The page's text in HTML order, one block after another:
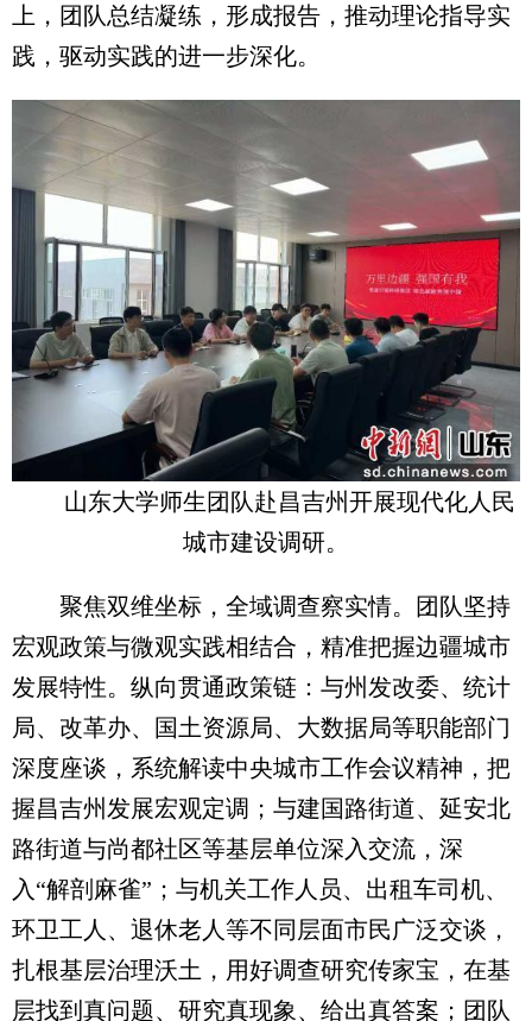
上，团队总结凝练，形成报告，推动理论指导实
践，驱动实践的进一步深化。
山东大学师生团队赴昌吉州开展现代化人民
城市建设调研。
聚焦双维坐标，全域调查察实情。团队坚持
宏观政策与微观实践相结合，精准把握边疆城市
发展特性。纵向贯通政策链：与州发改委、统计
局、改革办、国土资源局、大数据局等职能部门
深度座谈，系统解读中央城市工作会议精神，把
握昌吉州发展宏观定调；与建国路街道、延安北
路街道与尚都社区等基层单位深入交流，深
入“解剖麻雀”；与机关工作人员、出租车司机、
环卫工人、退休老人等不同层面市民广泛交谈，
扎根基层治理沃土，用好调查研究传家宝，在基
层找到真问题、研究真现象、给出真答案；团队